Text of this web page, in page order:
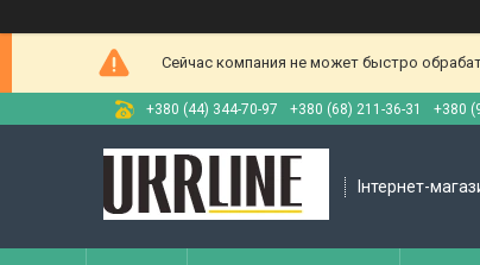
Сейчас компания не может быстро
+380 (44) 344-70-97 +380 (68) 211-36-31 +380
Інтернет-